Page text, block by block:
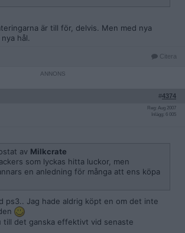
är till för, delvis. Men med nya
hål.
Citera
#4374
Reg: Aug 2007
Inlägg: 6 005
av Milkcrate
som lyckas hitta luckor, men
en anledning för många att ens köpa
ps3.. Jag hade aldrig köpt en om det inte
till det ganska effektivt vid senaste